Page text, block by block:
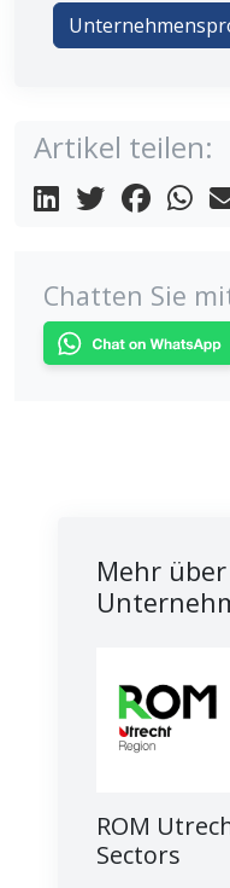
Artikel teilen:
Chatten Sie
Mehr
ROM
Sectors